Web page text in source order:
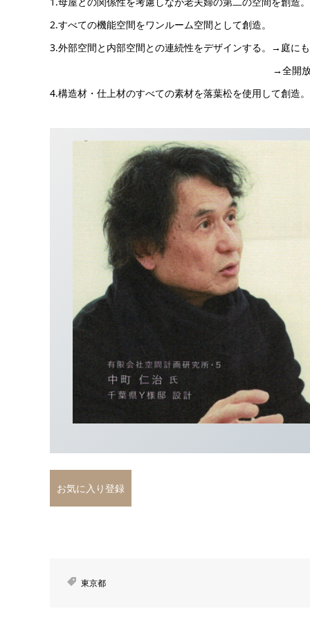
2.すべての機能空間をワンルーム空間として創造。
3.外部空間と内部空間との連続性をデザインする。→庭に
→全開放サッシとFIXを組み合わ
4.構造材・仕上材のすべての素材を落葉松を使用して創造。
お気に入り登録
東京都